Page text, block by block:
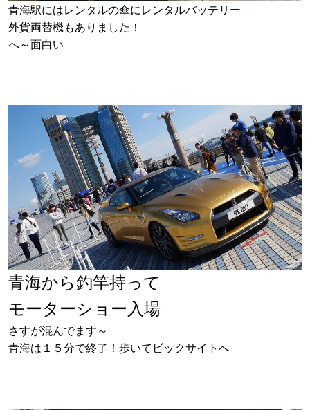
青海駅にはレンタルの傘にレンタルバッテリー
外貨両替機もありました！
へ～面白い
青海から釣竿持って
モーターショー入場
さすが混んでます～
青海は１５分で終了！歩いてビックサイトへ